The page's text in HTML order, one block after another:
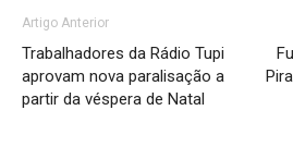
Artigo Anterior
Trabalhadores da Rádio Tupi
aprovam nova paralisação a
partir da véspera de Natal